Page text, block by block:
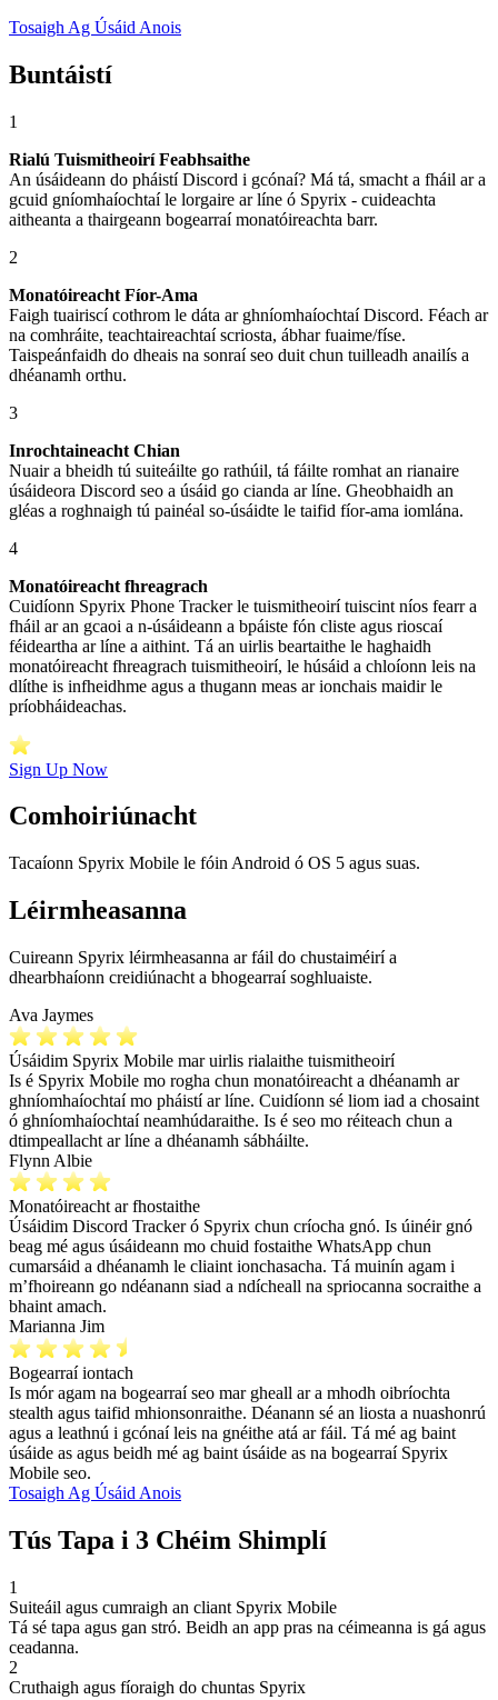
Tosaigh Ag Úsáid Anois
Buntáistí
1
Rialú Tuismitheoirí Feabhsaithe
An úsáideann do pháistí Discord i gcónaí? Má tá, smacht a fháil ar a
gcuid gníomhaíochtaí le lorgaire ar líne ó Spyrix - cuideachta
aitheanta a thairgeann bogearraí monatóireachta barr.
2
Monatóireacht Fíor-Ama
Faigh tuairiscí cothrom le dáta ar ghníomhaíochtaí Discord. Féach ar
na comhráite, teachtaireachtaí scriosta, ábhar fuaime/físe.
Taispeánfaidh do dheais na sonraí seo duit chun tuilleadh anailís a
dhéanamh orthu.
3
Inrochtaineacht Chian
Nuair a bheidh tú suiteáilte go rathúil, tá fáilte romhat an rianaire
úsáideora Discord seo a úsáid go cianda ar líne. Gheobhaidh an
gléas a roghnaigh tú painéal so-úsáidte le taifid fíor-ama iomlána.
4
Monatóireacht fhreagrach
Cuidíonn Spyrix Phone Tracker le tuismitheoirí tuiscint níos fearr a
fháil ar an gcaoi a n-úsáideann a bpáiste fón cliste agus rioscaí
féideartha ar líne a aithint. Tá an uirlis beartaithe le haghaidh
monatóireacht fhreagrach tuismitheoirí, le húsáid a chloíonn leis na
dlíthe is infheidhme agus a thugann meas ar ionchais maidir le
príobháideachas.
Sign Up Now
Comhoiriúnacht
Tacaíonn Spyrix Mobile le fóin Android ó OS 5 agus suas.
Léirmheasanna
Cuireann Spyrix léirmheasanna ar fáil do chustaiméirí a
dhearbhaíonn creidiúnacht a bhogearraí soghluaiste.
Ava Jaymes
Úsáidim Spyrix Mobile mar uirlis rialaithe tuismitheoirí
Is é Spyrix Mobile mo rogha chun monatóireacht a dhéanamh ar
ghníomhaíochtaí mo pháistí ar líne. Cuidíonn sé liom iad a chosaint
ó ghníomhaíochtaí neamhúdaraithe. Is é seo mo réiteach chun a
dtimpeallacht ar líne a dhéanamh sábháilte.
Flynn Albie
Monatóireacht ar fhostaithe
Úsáidim Discord Tracker ó Spyrix chun críocha gnó. Is úinéir gnó
beag mé agus úsáideann mo chuid fostaithe WhatsApp chun
cumarsáid a dhéanamh le cliaint ionchasacha. Tá muinín agam i
m’fhoireann go ndéanann siad a ndícheall na spriocanna socraithe a
bhaint amach.
Marianna Jim
Bogearraí iontach
Is mór agam na bogearraí seo mar gheall ar a mhodh oibríochta
stealth agus taifid mhionsonraithe. Déanann sé an liosta a nuashonrú
agus a leathnú i gcónaí leis na gnéithe atá ar fáil. Tá mé ag baint
úsáide as agus beidh mé ag baint úsáide as na bogearraí Spyrix
Mobile seo.
Tosaigh Ag Úsáid Anois
Tús Tapa i 3 Chéim Shimplí
1
Suiteáil agus cumraigh an cliant Spyrix Mobile
Tá sé tapa agus gan stró. Beidh an app pras na céimeanna is gá agus
ceadanna.
2
Cruthaigh agus fíoraigh do chuntas Spyrix